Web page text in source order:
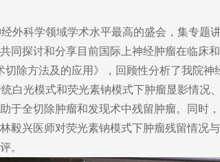
外科学领域学术水平最高的盛会，集专题
同探讨和分享目前国际上神经肿瘤在临床
除方法及的应用》，回顾性分析了我院
白光模式和荧光素钠模式下肿瘤显影情况
于全切除肿瘤和发现术中残留肿瘤。同时
毅兴医师对荧光素钠模式下肿瘤残留情况
。